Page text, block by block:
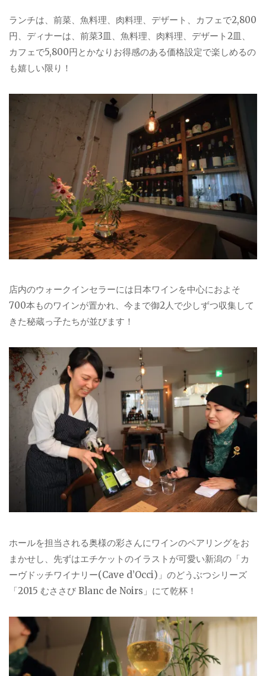
ランチは、前菜、魚料理、肉料理、デザート、カフェで2,800
円、ディナーは、前菜3皿、魚料理、肉料理、デザート2皿、
カフェで5,800円とかなりお得感のある価格設定で楽しめるの
も嬉しい限り！
店内のウォークインセラーには日本ワインを中心におよそ
700本ものワインが置かれ、今まで御2人で少しずつ収集して
きた秘蔵っ子たちが並びます！
ホールを担当される奥様の彩さんにワインのペアリングをお
まかせし、先ずはエチケットのイラストが可愛い新潟の「カ
ーヴドッチワイナリー(Cave d’Occi)」のどうぶつシリーズ
「2015 むささび Blanc de Noirs」にて乾杯！